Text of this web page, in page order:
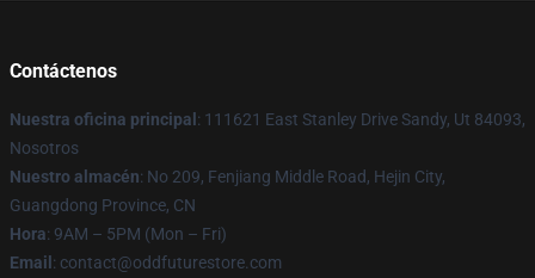
Contáctenos
Nuestra oficina principal : 111621 East Stanley Drive Sandy, Ut 84093,
Nosotros
Nuestro almacén: No 209, Fenjiang Middle Road, Hejin City,
Guangdong Province, CN
Hora: 9AM – 5PM (Mon – Fri)
Email : contact@oddfuturestore.com